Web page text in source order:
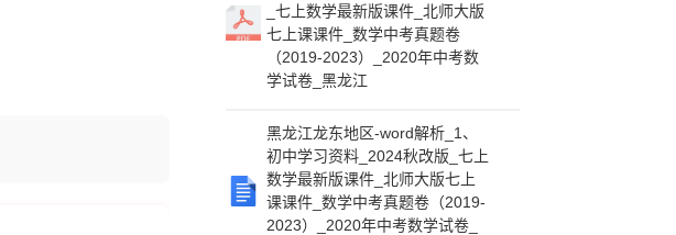
_七上数学最新版课件_北师大版
七上课课件_数学中考真题卷
（2019-2023）_2020年中考数
学试卷_黑龙江
黑龙江龙东地区-word解析_1、
初中学习资料_2024秋改版_七上
数学最新版课件_北师大版七上
课课件_数学中考真题卷（2019-
2023）_2020年中考数学试卷_